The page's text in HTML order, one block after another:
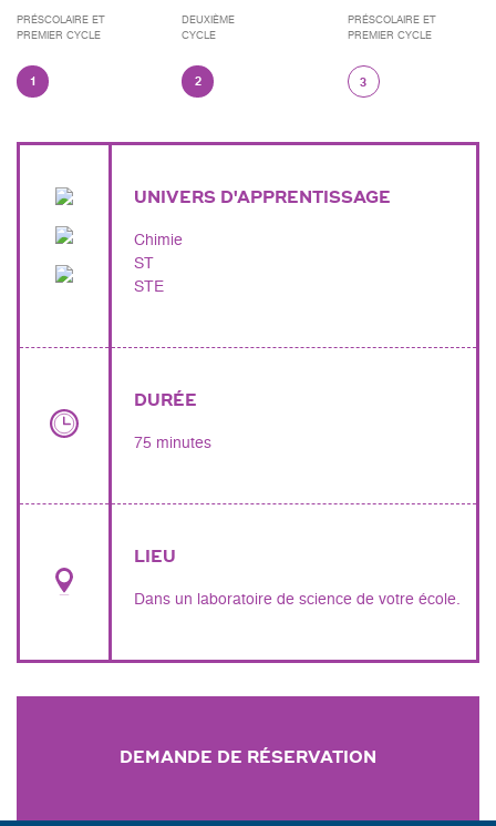
PRÉSCOLAIRE ET
PREMIER CYCLE
1
DEUXIÈME
CYCLE
2
PRÉSCOLAIRE ET
PREMIER CYCLE
3
UNIVERS D'APPRENTISSAGE
Chimie
ST
STE
DURÉE
75 minutes
LIEU
Dans un laboratoire de science de votre école.
DEMANDE DE RÉSERVATION